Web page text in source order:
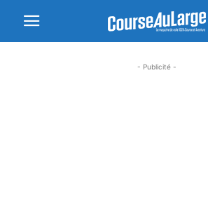
- Publicité -